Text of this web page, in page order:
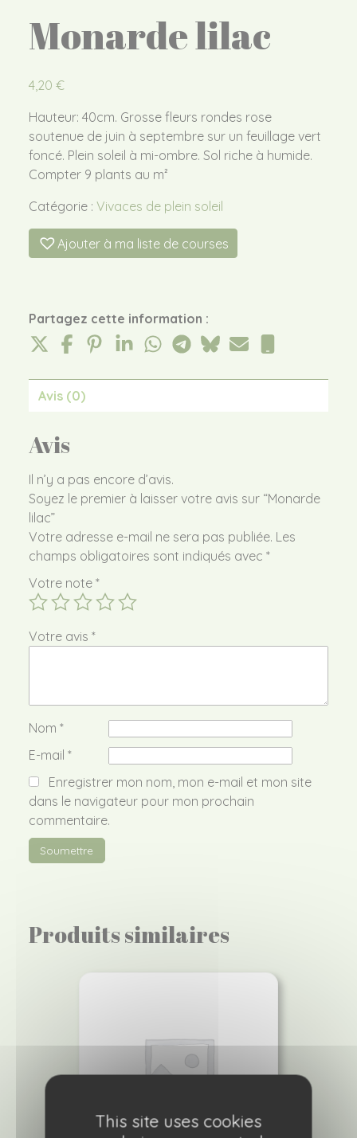
Monarde lilac
4,20 €
Hauteur: 40cm. Grosse fleurs rondes rose
soutenue de juin à septembre sur un feuillage vert
foncé. Plein soleil à mi-ombre. Sol riche à humide.
Compter 9 plants au m²
Catégorie : Vivaces de plein soleil
Ajouter à ma liste de courses
Partagez cette information :
Avis (0)
Avis
Il n’y a pas encore d’avis.
Soyez le premier à laisser votre avis sur “Monarde
lilac”
Votre adresse e-mail ne sera pas publiée. Les
champs obligatoires sont indiqués avec *
Votre note *
Votre avis *
Nom *
E-mail *
Enregistrer mon nom, mon e-mail et mon site
dans le navigateur pour mon prochain
commentaire.
Produits similaires
This site uses cookies